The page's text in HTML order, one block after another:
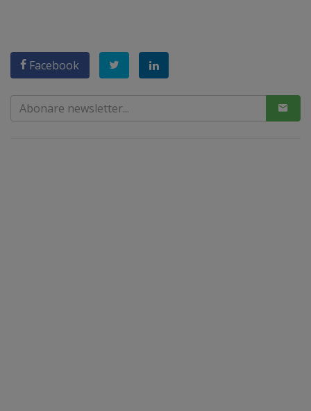
Facebook